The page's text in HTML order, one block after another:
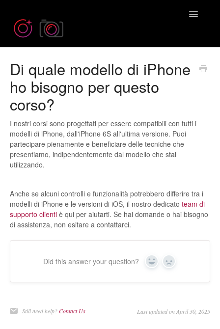
Toggle
Need more help? Contact us at
Di quale modello di iPhone
ho bisogno per questo
corso?
I nostri corsi sono progettati per essere compatibili con tutti i
modelli di iPhone, dall'iPhone 6S all'ultima versione. Puoi
partecipare pienamente e beneficiare delle tecniche che
presentiamo, indipendentemente dal modello che stai
utilizzando.
Anche se alcuni controlli e funzionalità potrebbero differire tra i
modelli di iPhone e le versioni di iOS, il nostro dedicato team di
supporto clienti è qui per aiutarti. Se hai domande o hai bisogno
di assistenza, non esitare a contattarci.
Did this answer your question? Yes No
Still need help?Contact Us Last updated on April 30, 2025